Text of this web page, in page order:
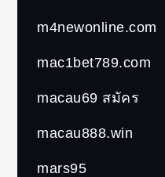
m4newonline.com
mac1bet789.com
macau69 สมัคร
macau888.win
mars95